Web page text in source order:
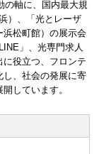
の軸に、国内最大規
）、「光とレーザ
浜松町館）の展示会
」、光専門求人
役立つ、フロンテ
し、社会の発展に寄
しています。